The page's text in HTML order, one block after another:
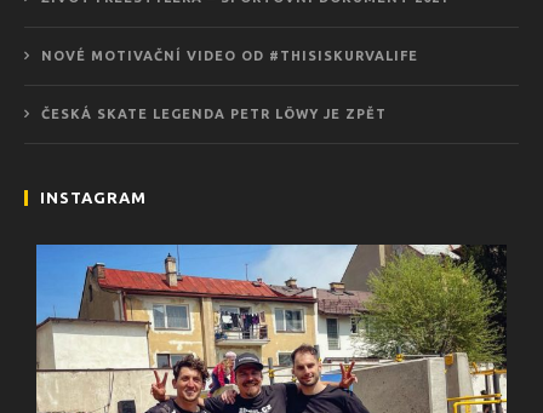
NOVÉ MOTIVAČNÍ VIDEO OD #THISISKURVALIFE
ČESKÁ SKATE LEGENDA PETR LÖWY JE ZPĚT
INSTAGRAM